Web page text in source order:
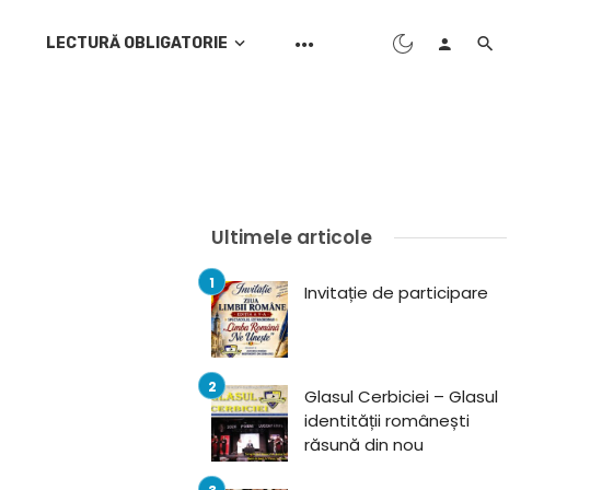
LECTURĂ OBLIGATORIE
Ultimele articole
Invitație de participare
Glasul Cerbiciei – Glasul
identității românești
răsună din nou